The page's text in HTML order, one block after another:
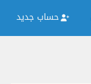
حساب جديد